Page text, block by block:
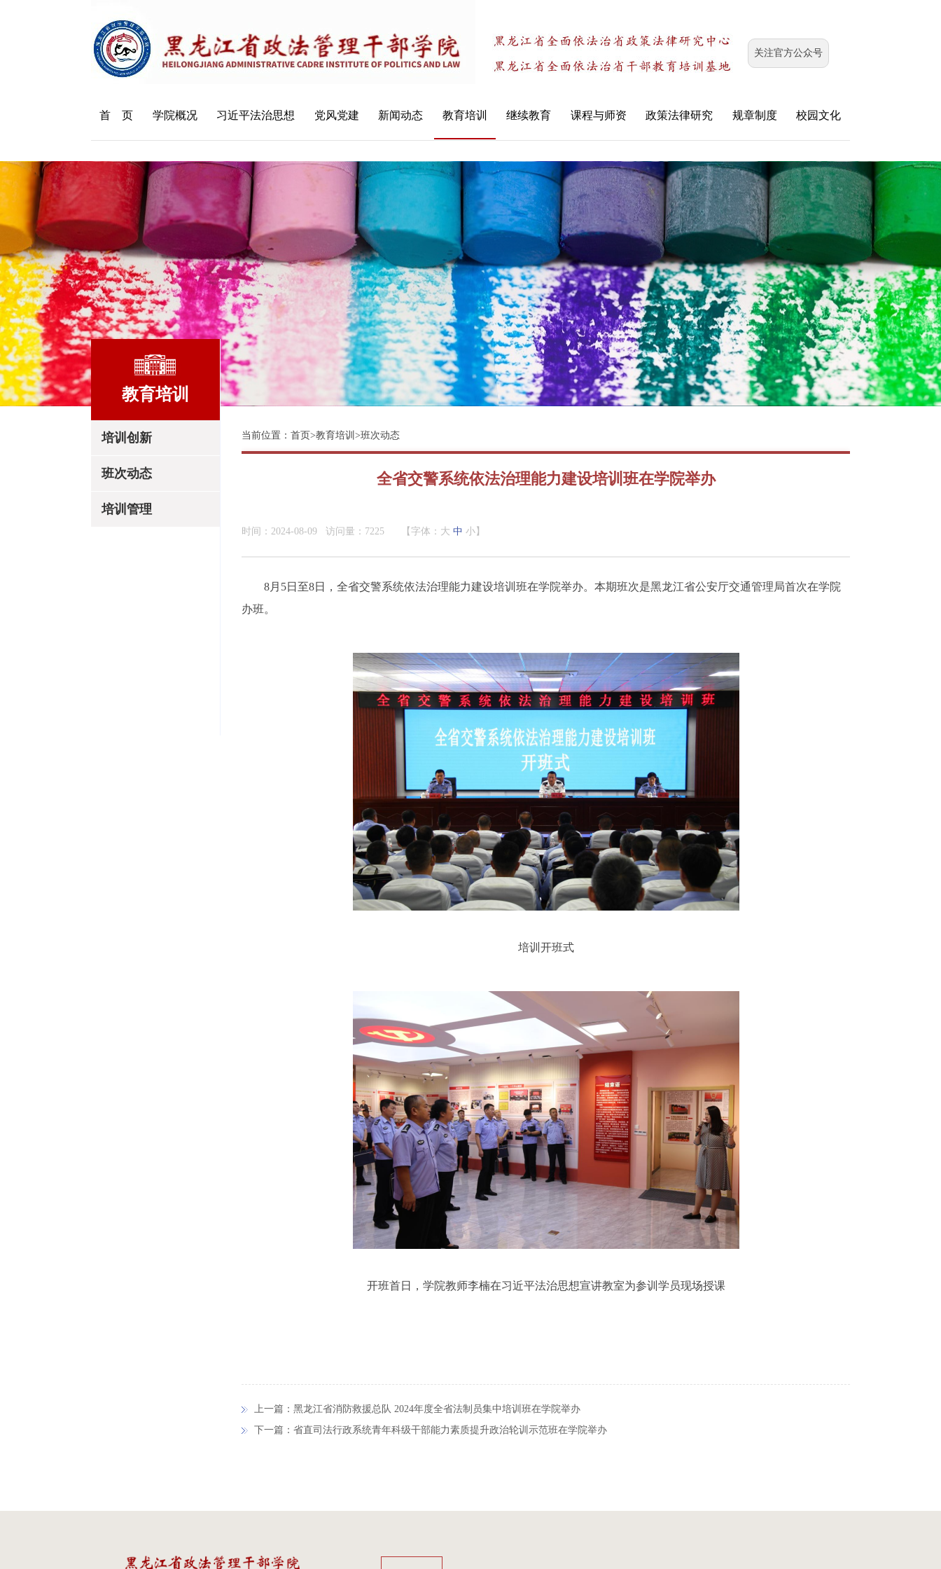
关注官方公众号
首 页 学院概况 习近平法治思想 党风党建 新闻动态 教育培训 继续教育 课程与师资 政策法律研究 规章制度 校园文化
教育培训
培训创新
班次动态
培训管理
当前位置： 首页>教育培训 >班次动态
全省交警系统依法治理能力建设培训班在学院举办
时间：2024-08-09 访问量：7225 【字体： 大 中 小 】
8月5日至8日，全省交警系统依法治理能力建设培训班在学院举办。本期班次是黑龙江省公安厅交通管理局首次在学院
办班。
培训开班式
开班首日， 学院教师李楠在习近平法治思想宣讲教室为参训学员现场授课
上一篇： 黑龙江省消防救援总队 2024年度全省法制员集中培训班在学院举办
下一篇： 省直司法行政系统青年科级干部能力素质提升政治轮训示范班在学院举办